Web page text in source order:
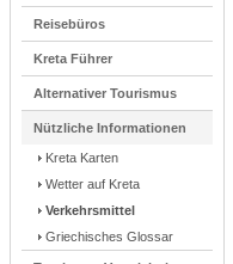
Reisebüros
Kreta Führer
Alternativer Tourismus
Nützliche Informationen
Kreta Karten
Wetter auf Kreta
Verkehrsmittel
Griechisches Glossar